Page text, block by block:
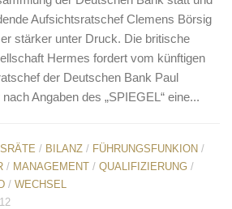
Aufsichtsratschef Clemens Börsig
stärker unter Druck. Die britische
Hermes fordert vom künftigen
der Deutschen Bank Paul
Angaben des „SPIEGEL“ eine...
/ BILANZ / FÜHRUNGSFUNKION /
/ MANAGEMENT / QUALIFIZIERUNG /
/ WECHSEL